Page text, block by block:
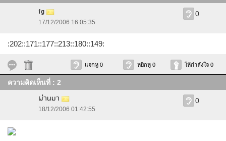
fg
17/12/2006 16:05:35
0
:202::171::177::213::180::149:
แจกหู 0 หยิกหู 0 ให้กำลังใจ 0
ความคิดเห็นที่ : 2
ผ่านมา
18/12/2006 01:42:55
0